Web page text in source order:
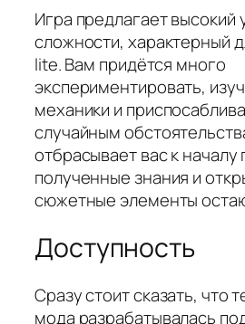
Игра предлагает высокий
сложности, характерный
lite. Вам придётся много
экспериментировать,
механики и
случайным
отбрасывает вас к началу
полученные знания и
сюжетные элементы
Доступность
Сразу стоит сказать, что
мода разрабатывалась